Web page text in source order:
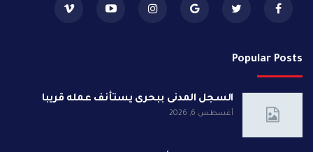
Popular Posts
السجل المدنى ببحرى يستأنف عمله قريبا
أغسطس 6, 2026